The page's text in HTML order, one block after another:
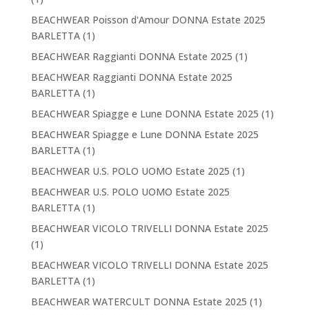
BEACHWEAR Poisson d'Amour DONNA Estate 2025
BARLETTA(1)
BEACHWEAR Raggianti DONNA Estate 2025 (1)
BEACHWEAR Raggianti DONNA Estate 2025
BARLETTA(1)
BEACHWEAR Spiagge e Lune DONNA Estate 2025 (1)
BEACHWEAR Spiagge e Lune DONNA Estate 2025
BARLETTA(1)
BEACHWEAR U.S. POLO UOMO Estate 2025 (1)
BEACHWEAR U.S. POLO UOMO Estate 2025
BARLETTA(1)
BEACHWEAR VICOLO TRIVELLI DONNA Estate 2025
(1)
BEACHWEAR VICOLO TRIVELLI DONNA Estate 2025
BARLETTA(1)
BEACHWEAR WATERCULT DONNA Estate 2025 (1)